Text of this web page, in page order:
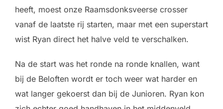
heeft, moest onze Raamsdonksveerse crosser
vanaf de laatste rij starten, maar met een superstart
wist Ryan direct het halve veld te verschalken.
Na de start was het ronde na ronde knallen, want
bij de Beloften wordt er toch weer wat harder en
wat langer gekoerst dan bij de Junioren. Ryan kon